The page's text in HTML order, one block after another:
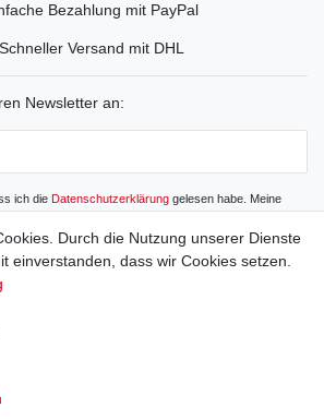
Bezahlung mit PayPal
Schneller Versand mit DHL
Newsletter an:
ich die Daten­schutz­erklärunggelesen habe. Meine
Abonnieren
Durch die Nutzung unserer Dienste
einverstanden, dass wir Cookies setzen.